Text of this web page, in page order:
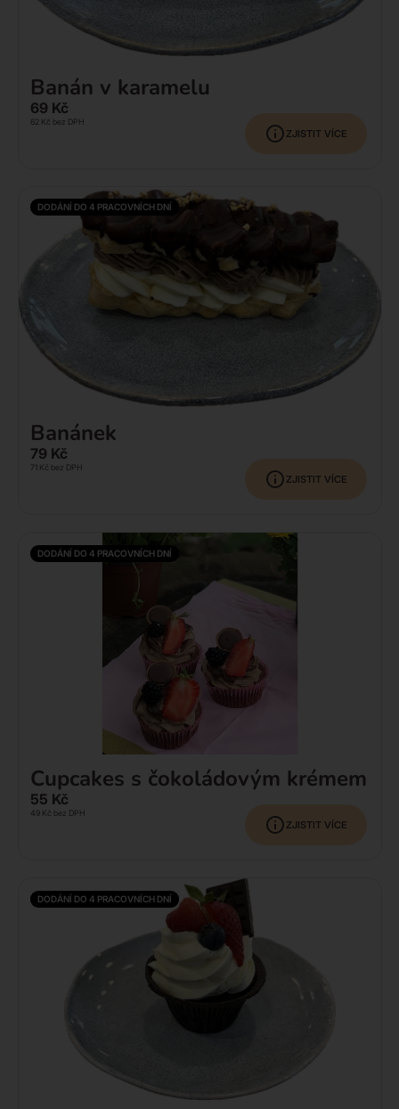
ZJISTIT VÍCE
Banán v karamelu
69 Kč
62 Kč bez DPH
DODÁNÍ DO 4 PRACOVNÍCH DNÍ
ZJISTIT VÍCE
Banánek
79 Kč
71 Kč bez DPH
DODÁNÍ DO 4 PRACOVNÍCH DNÍ
ZJISTIT VÍCE
Cupcakes s čokoládovým krémem
55 Kč
49 Kč bez DPH
DODÁNÍ DO 4 PRACOVNÍCH DNÍ